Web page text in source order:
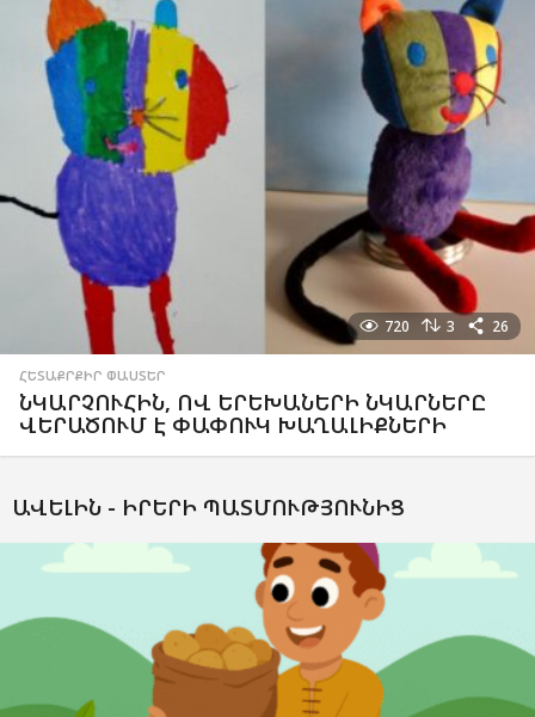
720 3 26
ՀԵՏԱՔՐՔԻՐ ՓԱՍՏԵՐ
ՆԿԱՐՉՈՒՀԻՆ, ՈՎ ԵՐԵԽԱՆԵՐԻ ՆԿԱՐՆԵՐԸ
ՎԵՐԱԾՈՒՄ Է ՓԱՓՈՒԿ ԽԱՂԱԼԻՔՆԵՐԻ
ԱՎԵԼԻՆ - ԻՐԵՐԻ ՊԱՏՄՈՒԹՅՈՒՆԻՑ